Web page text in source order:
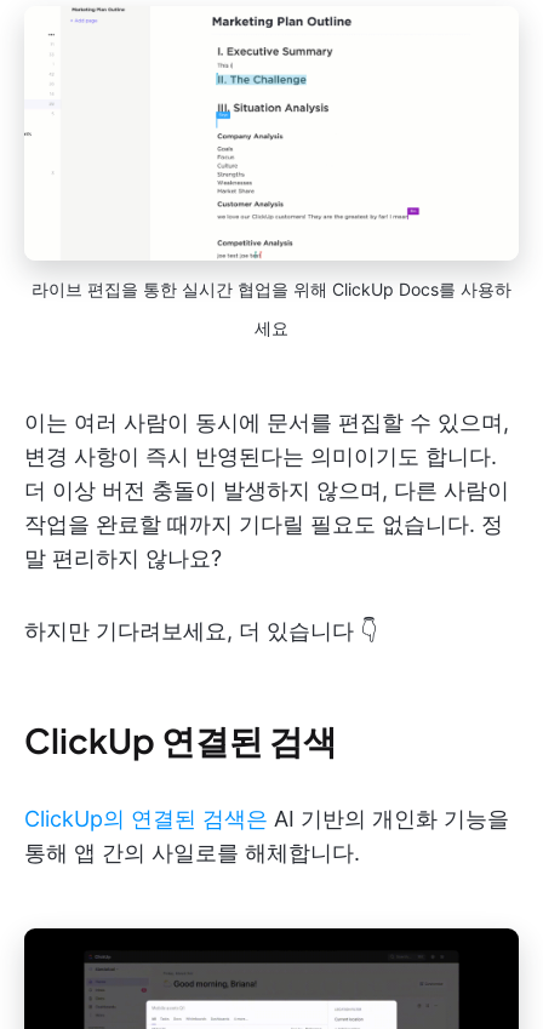
라이브 편집을 통한 실시간 협업을 위해 ClickUp Docs를 사용하
세요
이는 여러 사람이 동시에 문서를 편집할 수 있으며,
변경 사항이 즉시 반영된다는 의미이기도 합니다.
더 이상 버전 충돌이 발생하지 않으며, 다른 사람이
작업을 완료할 때까지 기다릴 필요도 없습니다. 정
말 편리하지 않나요?
하지만 기다려보세요, 더 있습니다 👇
ClickUp 연결된 검색
ClickUp의 연결된 검색은 AI 기반의 개인화 기능을
통해 앱 간의 사일로를 해체합니다.